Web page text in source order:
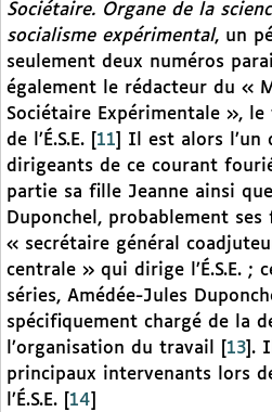
Sociétaire. Organe de la
socialisme expérimental, un
seulement deux numéros
également le rédacteur du «
Sociétaire Expérimentale »,
de l’É.S.E.
11
Il est alors l’un
dirigeants de ce courant
partie sa fille Jeanne ainsi
Duponchel, probablement ses
« secrétaire général
centrale » qui dirige l’É.S.E. ;
séries, Amédée-Jules
spécifiquement chargé de la
l’organisation du travail
13 .
principaux intervenants lors
l’É.S.E.
14